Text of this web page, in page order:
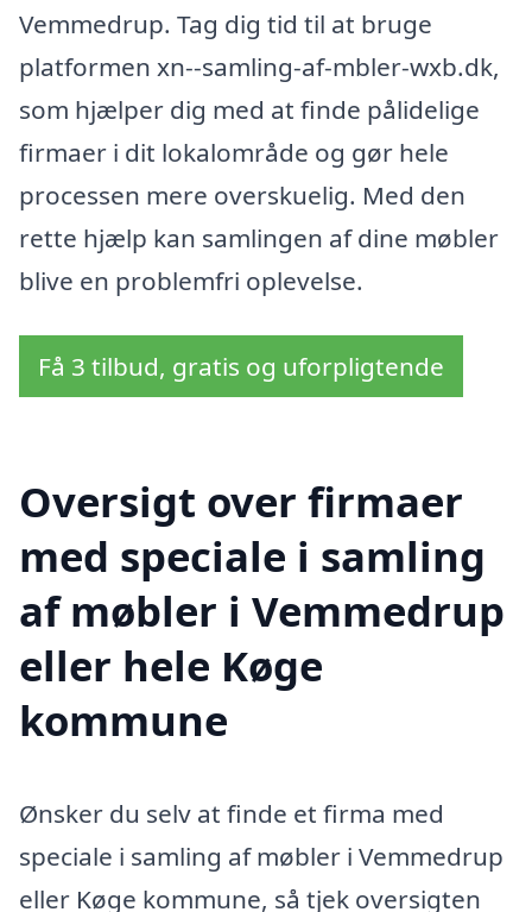
Vemmedrup. Tag dig tid til at bruge
platformen xn--samling-af-mbler-wxb.dk,
som hjælper dig med at finde pålidelige
firmaer i dit lokalområde og gør hele
processen mere overskuelig. Med den
rette hjælp kan samlingen af dine møbler
blive en problemfri oplevelse.
Få 3 tilbud, gratis og uforpligtende
Oversigt over firmaer
med speciale i samling
af møbler i Vemmedrup
eller hele Køge
kommune
Ønsker du selv at finde et firma med
speciale i samling af møbler i Vemmedrup
eller Køge kommune, så tjek oversigten